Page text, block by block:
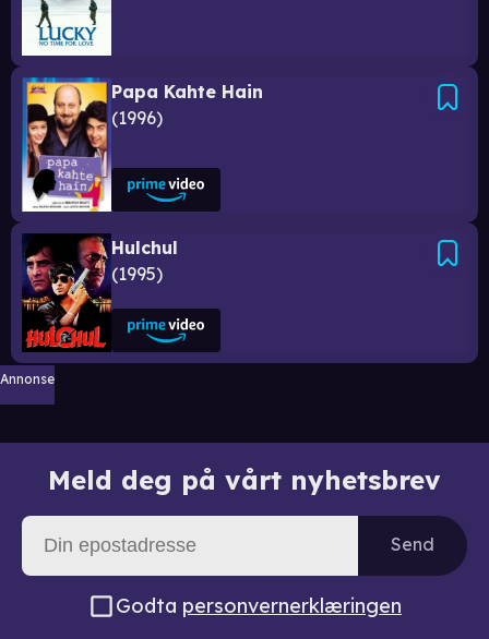
Papa Kahte Hain
1996
Hulchul
1995
Annonse
Meld deg på vårt nyhetsbrev
Send
Godta personvernerklæringen